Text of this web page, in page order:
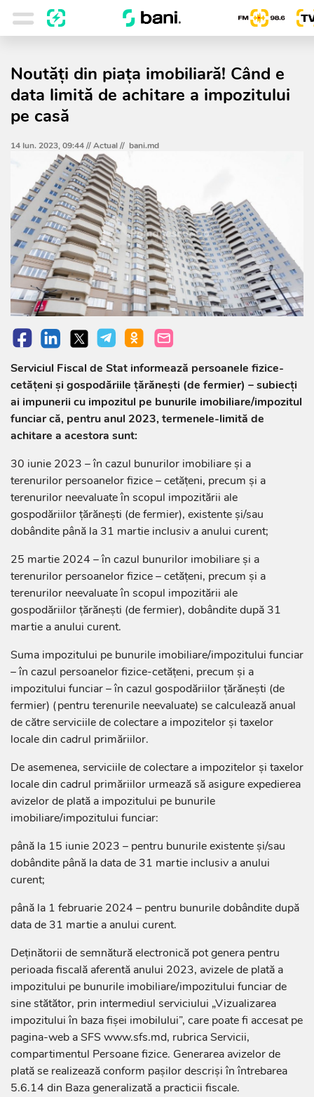
Noutăți din piața imobiliară! Când e
data limită de achitare a impozitului
pe casă
14 Iun. 2023, 09:44 //Actual// bani.md
Serviciul Fiscal de Stat informează persoanele fizice-
cetățeni și gospodăriile ţărăneşti (de fermier) – subiecți
ai impunerii cu impozitul pe bunurile imobiliare/impozitul
funciar că, pentru anul 2023, termenele-limită de
achitare a acestora sunt:
30 iunie 2023 – în cazul bunurilor imobiliare şi a
terenurilor persoanelor fizice – cetăţeni, precum şi a
terenurilor neevaluate în scopul impozitării ale
gospodăriilor ţărăneşti (de fermier), existente și/sau
dobândite până la 31 martie inclusiv a anului curent;
25 martie 2024 – în cazul bunurilor imobiliare şi a
terenurilor persoanelor fizice – cetăţeni, precum şi a
terenurilor neevaluate în scopul impozitării ale
gospodăriilor ţărăneşti (de fermier), dobândite după 31
martie a anului curent.
Suma impozitului pe bunurile imobiliare/impozitului funciar
– în cazul persoanelor fizice-cetățeni, precum și a
impozitului funciar – în cazul gospodăriilor țărănești (de
fermier) (pentru terenurile neevaluate) se calculează anual
de către serviciile de colectare a impozitelor şi taxelor
locale din cadrul primăriilor.
De asemenea, serviciile de colectare a impozitelor şi taxelor
locale din cadrul primăriilor urmează să asigure expedierea
avizelor de plată a impozitului pe bunurile
imobiliare/impozitului funciar:
până la 15 iunie 2023 – pentru bunurile existente și/sau
dobândite până la data de 31 martie inclusiv a anului
curent;
până la 1 februarie 2024 – pentru bunurile dobândite după
data de 31 martie a anului curent.
Deținătorii de semnătură electronică pot genera pentru
perioada fiscală aferentă anului 2023, avizele de plată a
impozitului pe bunurile imobiliare/impozitului funciar de
sine stătător, prin intermediul serviciului „Vizualizarea
impozitului în baza fișei imobilului”, care poate fi accesat pe
pagina-web a SFS www.sfs.md, rubrica Servicii,
compartimentul Persoane fizice. Generarea avizelor de
plată se realizează conform pașilor descriși în întrebarea
5.6.14 din Baza generalizată a practicii fiscale.